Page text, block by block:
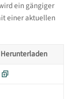
ein gängiger
einer aktuellen